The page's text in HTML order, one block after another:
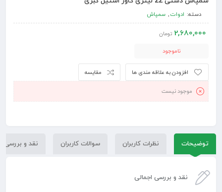
دسته: ادوات, سمپاش
2,680,000 تومان
ناموجود
مقایسه افزودن به علاقه مندی ها
موجود نیست
توضیحات نظرات کاربران سوالات کاربران نقد و بررسی
نقد و بررسی اجمالی